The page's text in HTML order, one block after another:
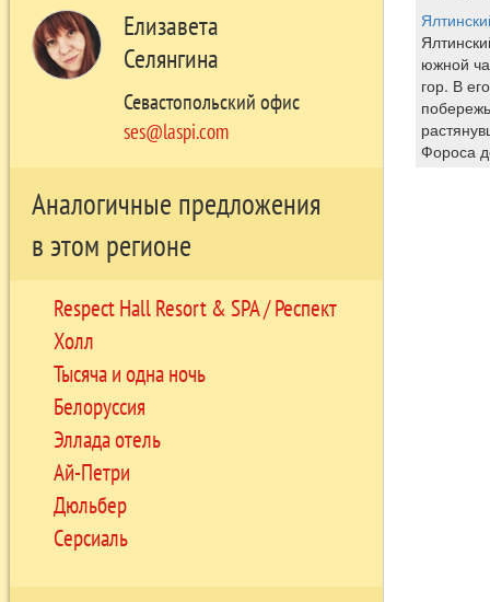
Елизавета
Селянгина
Севастопольский офис
ses@laspi.com
Аналогичные предложения
в этом регионе
Respect Hall Resort & SPA / Респект
Холл
Тысяча и одна ночь
Белоруссия
Эллада отель
Ай-Петри
Дюльбер
Серсиаль
южной
гор. В
Фороса